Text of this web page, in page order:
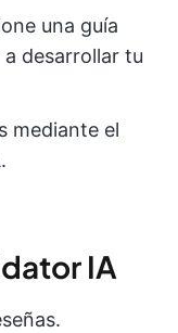
una guía
desarrollar tu
mediante el
IA